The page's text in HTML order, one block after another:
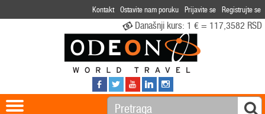
Kontakt Ostavite nam poruku Prijavite se Registrujte se
Današnji kurs: 1 € = 117,3582 RSD